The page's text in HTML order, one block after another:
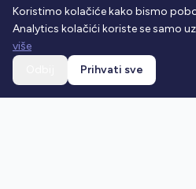
Koristimo kolačiće kako bismo
Analytics kolačići koriste se samo
više
Prihvati sve